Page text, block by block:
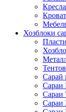
Хозблоки
Cараи
Cараи
Сараи